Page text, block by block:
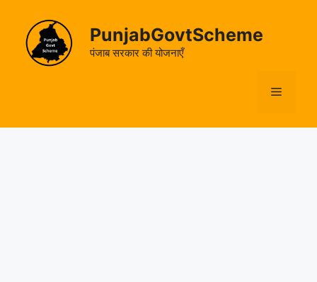
content
PunjabGovtScheme
पंजाब सरकार की योजनाएँ
Menu